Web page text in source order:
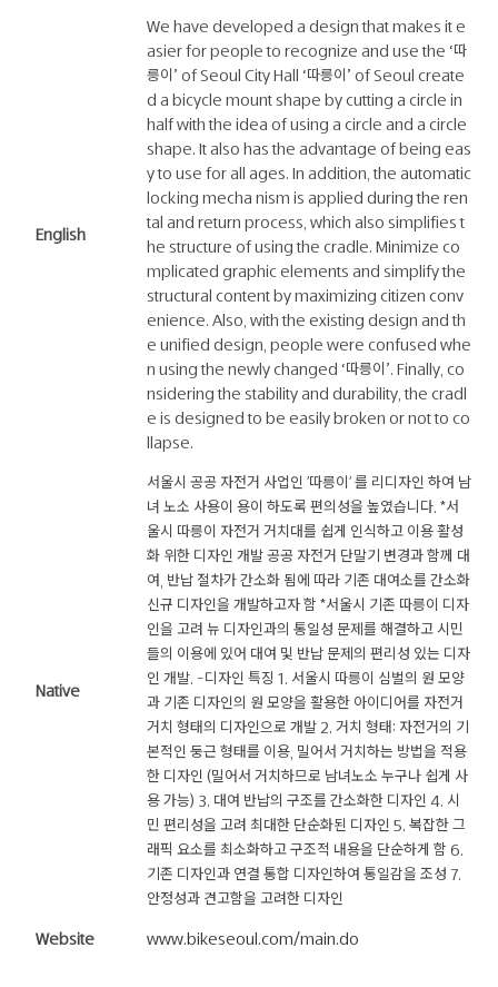
English
We have developed a design that makes it e
asier for people to recognize and use the ‘따
릉이’ of Seoul City Hall ‘따릉이’ of Seoul create
d a bicycle mount shape by cutting a circle in
half with the idea of ​​using a circle and a circle
shape. It also has the advantage of being eas
y to use for all ages. In addition, the automatic
locking mecha nism is applied during the ren
tal and return process, which also simplifies t
he structure of using the cradle. Minimize co
mplicated graphic elements and simplify the
structural content by maximizing citizen conv
enience. Also, with the existing design and th
e unified design, people were confused whe
n using the newly changed ‘따릉이’. Finally, co
nsidering the stability and durability, the cradl
e is designed to be easily broken or not to co
llapse.
Native
서울시 공공 자전거 사업인 '따릉이' 를 리디자인 하여 남
녀 노소 사용이 용이 하도록 편의성을 높였습니다. *서
울시 따릉이 자전거 거치대를 쉽게 인식하고 이용 활성
화 위한 디자인 개발 공공 자전거 단말기 변경과 함께 대
여, 반납 절차가 간소화 됨에 따라 기존 대여소를 간소화
신규 디자인을 개발하고자 함 *서울시 기존 따릉이 디자
인을 고려 뉴 디자인과의 통일성 문제를 해결하고 시민
들의 이용에 있어 대여 및 반납 문제의 편리성 있는 디자
인 개발. -디자인 특징 1. 서울시 따릉이 심벌의 원 모양
과 기존 디자인의 원 모양을 활용한 아이디어를 자전거
거치 형태의 디자인으로 개발 2. 거치 형태: 자전거의 기
본적인 둥근 형태를 이용, 밀어서 거치하는 방법을 적용
한 디자인 (밀어서 거치하므로 남녀노소 누구나 쉽게 사
용 가능) 3. 대여 반납의 구조를 간소화한 디자인 4. 시
민 편리성을 고려 최대한 단순화된 디자인 5. 복잡한 그
래픽 요소를 최소화하고 구조적 내용을 단순하게 함 6.
기존 디자인과 연결 통합 디자인하여 통일감을 조성 7.
안정성과 견고함을 고려한 디자인
Website www.bikeseoul.com/main.do